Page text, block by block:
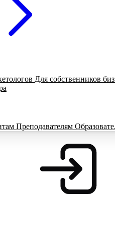
Для собственников
Преподавателям